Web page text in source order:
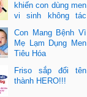
khiến con dùng men
vi sinh không tác
Con Mang Bệnh Vì
Mẹ Lạm Dụng Men
Tiêu Hóa
Friso sắp đổi tên
thành HERO!!!